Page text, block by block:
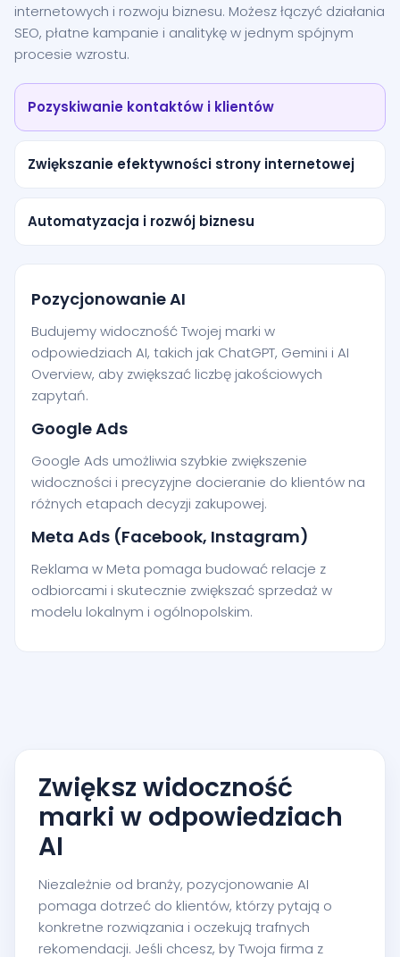
internetowych i rozwoju biznesu. Możesz łączyć działania
SEO, płatne kampanie i analitykę w jednym spójnym
procesie wzrostu.
Pozyskiwanie kontaktów i klientów
Zwiększanie efektywności strony internetowej
Automatyzacja i rozwój biznesu
Pozycjonowanie AI
Budujemy widoczność Twojej marki w
odpowiedziach AI, takich jak ChatGPT, Gemini i AI
Overview, aby zwiększać liczbę jakościowych
zapytań.
Google Ads
Google Ads umożliwia szybkie zwiększenie
widoczności i precyzyjne docieranie do klientów na
różnych etapach decyzji zakupowej.
Meta Ads (Facebook, Instagram)
Reklama w Meta pomaga budować relacje z
odbiorcami i skutecznie zwiększać sprzedaż w
modelu lokalnym i ogólnopolskim.
Zwiększ widoczność
marki w odpowiedziach
AI
Niezależnie od branży, pozycjonowanie AI
pomaga dotrzeć do klientów, którzy pytają o
konkretne rozwiązania i oczekują trafnych
rekomendacji. Jeśli chcesz, by Twoja firma z